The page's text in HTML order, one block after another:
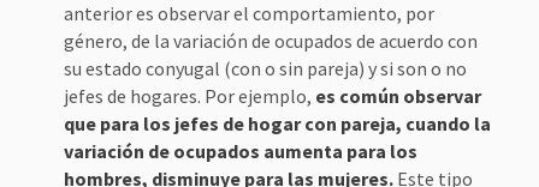
anterior es observar el comportamiento, por
género, de la variación de ocupados de acuerdo con
su estado conyugal (con o sin pareja) y si son o no
jefes de hogares. Por ejemplo, es común observar
que para los jefes de hogar con pareja, cuando la
variación de ocupados aumenta para los
hombres, disminuye para las mujeres.Este tipo